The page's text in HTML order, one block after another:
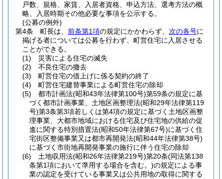
戸数、規格、家賃、入居者資格、申込方法、選考方法の概
略、入居時期その他必要な事項を公示する。
(公募の例外)
第4条
町長は、 前条第1項の規定にかかわらず、 次の各号に
掲げる者については公募を行わず、町営住宅に入居させる
ことができる。
(1)
災害による住宅の滅失
(2)
不良住宅の撤去
(3)
町営住宅の借上げに係る契約の終了
(4)
町営住宅建替事業による町営住宅の除却
(5)
都市計画法(昭和43年法律第100号)第59条の規定に基
づく都市計画事業、土地区画整理法(昭和29年法律第119
号)第3条第3項若しくは第4項の規定に基づく土地区画整
理事業、大都市地域における住宅及び住宅地の供給の促
進に関する特別措置法(昭和50年法律第67号)に基づく住
宅街区整備事業又は都市再開発法(昭和44年法律第38号)
に基づく市街地再開発事業の施行に伴う住宅の除却
(6)
土地収用法(昭和26年法律第219号)第20条(同法第138
条第1項において準用する場合を含む。)の規定による事
業の認定を受けている事業又は公共用地の取得に関する